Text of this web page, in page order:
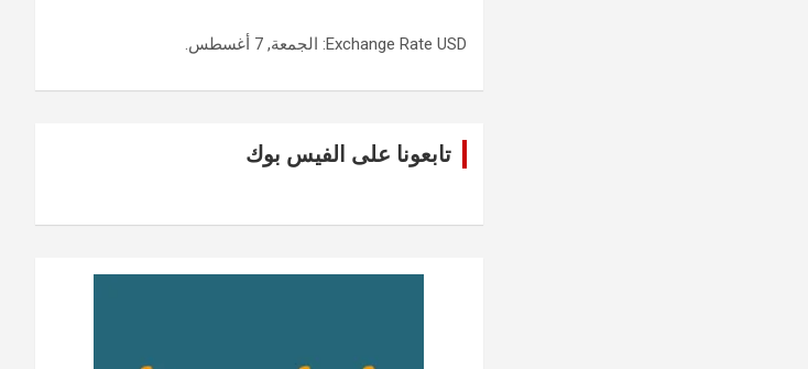
Exchange Rate USD : الجمعة, 7 أغسطس.
تابعونا على الفيس بوك